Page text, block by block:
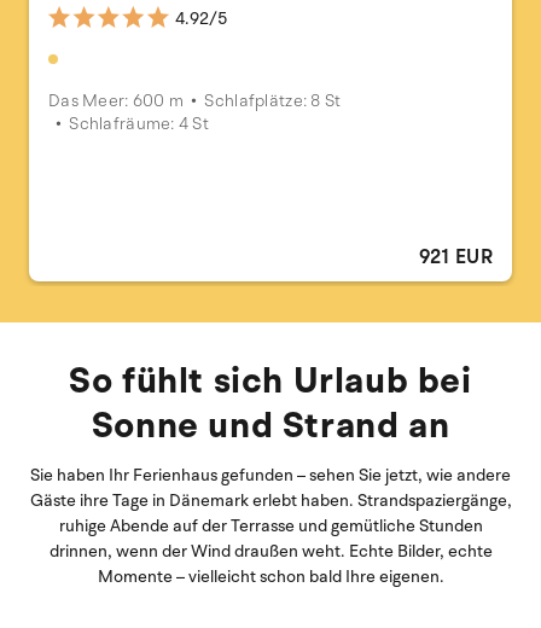
4.92/5
Das Meer: 600 m
Schlafplätze: 8 St
Schlafräume: 4 St
921 EUR
So fühlt sich Urlaub bei
Sonne und Strand an
Sie haben Ihr Ferienhaus gefunden – sehen Sie jetzt, wie andere
Gäste ihre Tage in Dänemark erlebt haben. Strandspaziergänge,
ruhige Abende auf der Terrasse und gemütliche Stunden
drinnen, wenn der Wind draußen weht. Echte Bilder, echte
Momente – vielleicht schon bald Ihre eigenen.